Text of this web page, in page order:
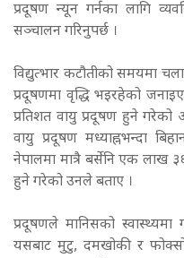
प्रदूषण न्यून गर्नका लागि
सञ्चालन गरिनुपर्छ ।
विद्युत्भार कटौतीको समयमा
प्रदूषणमा वृद्धि भइरहेको
प्रतिशत वायु प्रदूषण हुने
वायु प्रदूषण मध्याह्नभन्दा
नेपालमा मात्रै बर्सेनि एक लाख
हुने गरेको उनले बताए ।
प्रदूषणले मानिसको
यसबाट मुटु, दमखोकी र